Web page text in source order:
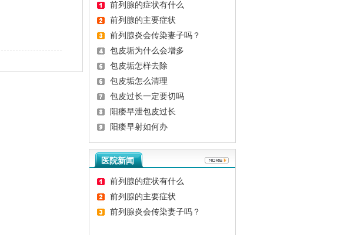
前列腺的症状有什么
前列腺的主要症状
前列腺炎会传染妻子吗？
包皮垢为什么会增多
包皮垢怎样去除
包皮垢怎么清理
包皮过长一定要切吗
阳痿早泄包皮过长
阳痿早射如何办
医院新闻
前列腺的症状有什么
前列腺的主要症状
前列腺炎会传染妻子吗？